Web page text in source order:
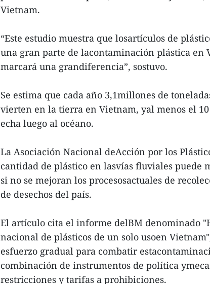
Vietnam.
“Este estudio muestra que losartículos de
una gran parte de lacontaminación plástica en
marcará una grandiferencia”, sostuvo.
Se estima que cada año 3,1millones de
vierten en la tierra en Vietnam, yal menos el
echa luego al océano.
La Asociación Nacional deAcción por los
cantidad de plástico en lasvías fluviales puede
si no se mejoran los procesosactuales de
de desechos del país.
El artículo cita el informe delBM denominado
nacional de plásticos de un solo usoen
esfuerzo gradual para combatir
combinación de instrumentos de política
restricciones y tarifas a prohibiciones.